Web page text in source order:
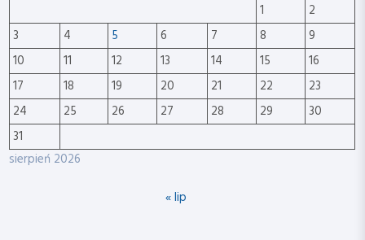
sierpień 2026
1
2
3
4 5 6 7 8
9
10
11 12 13 14 15
16
17
18 19 20 21 22
23
24
25 26 27 28 29
30
31
« lip